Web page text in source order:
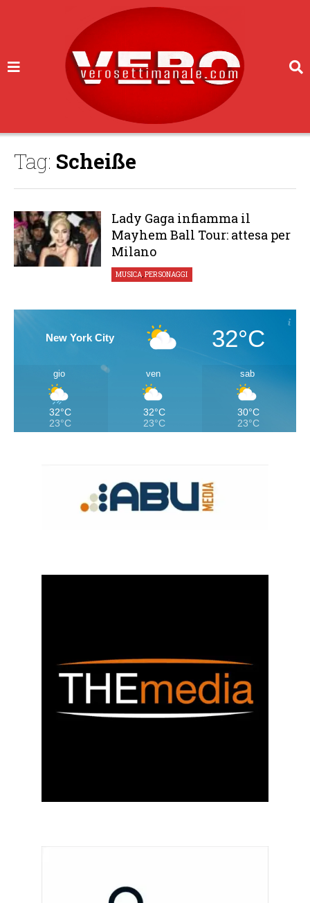
Tag: Scheiße
Lady Gaga infiamma il
Mayhem Ball Tour: attesa per
Milano
MUSICA,PERSONAGGI
New York City 32°C
gio
32°C
23°C
ven
32°C
23°C
sab
30°C
23°C